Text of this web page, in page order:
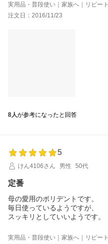
実用品・普段使い｜家族へ｜リピート
注文日：2016/11/23
8人が参考になったと回答
5
けん4106さん
男性 50代
定番
母の愛用のポリデントです。
毎日使っているようですが、
スッキリとしていいようです。
実用品・普段使い｜家族へ｜リピート